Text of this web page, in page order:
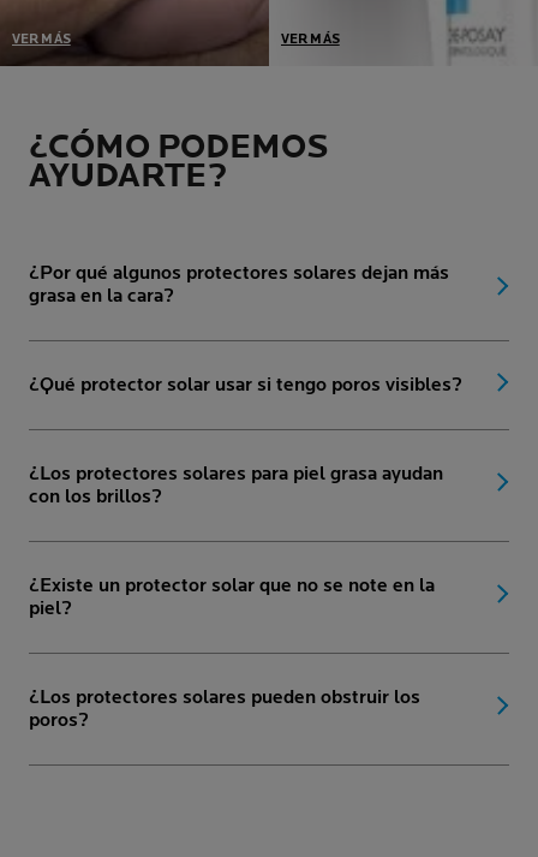
VER MÁS
reactivas, alérgicas, con
tendencia acneica, atópicas,
dañadas o debilitadas por
VER MÁS
estrictamente necesarios
¿CÓMO PODEMOS
AYUDARTE?
¿Por qué algunos protectores solares dejan más
grasa en la cara?
¿Qué protector solar usar si tengo poros visibles?
¿Los protectores solares para piel grasa ayudan
con los brillos?
¿Existe un protector solar que no se note en la
piel?
¿Los protectores solares pueden obstruir los
poros?